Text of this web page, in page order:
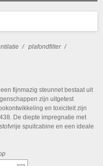
/ plafondfilter /
fijnmazig steunnet bestaat uit
zijn uitgetest
en toxiciteit zijn
De diepte impregnatie met
spuitcabine en een ideale